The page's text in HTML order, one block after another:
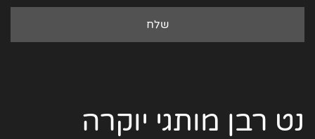
נט רבן מותגי יוקרה